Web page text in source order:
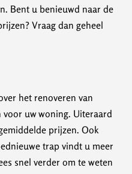
Bent u benieuwd naar de
Vraag dan geheel
het renoveren van
uw woning. Uiteraard
prijzen. Ook
trap vindt u meer
snel verder om te weten